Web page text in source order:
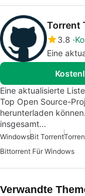
Torrent
3.8
Eine
Eine aktualisierte
Top Open Source-
herunterladen
insgesamt…
WindowsBit Torrent
Bittorrent Für Windows
Verwandte